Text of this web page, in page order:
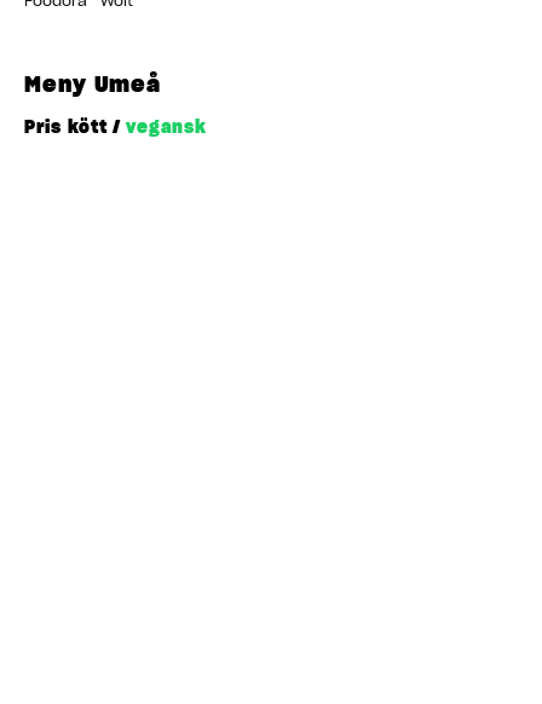
Meny Umeå
Pris kött /vegansk